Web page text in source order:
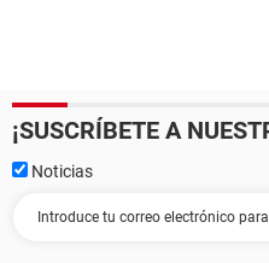
¡SUSCRÍBETE A
Noticias